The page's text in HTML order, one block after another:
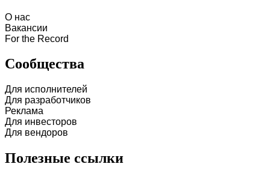
О нас
Вакансии
For the Record
Сообщества
Для исполнителей
Для разработчиков
Реклама
Для инвесторов
Для вендоров
Полезные ссылки